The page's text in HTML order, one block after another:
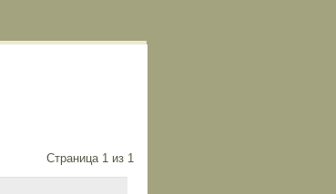
Страница 1из 1